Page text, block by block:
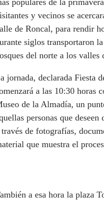
y vecinos se
de Roncal, para rendir
siglos transportaron
del norte a los valles
jornada, declarada Fiesta
a las 10:30 horas
de la Almadía, un
personas que
través de fotografías,
que muestra el
a esa hora la plaza